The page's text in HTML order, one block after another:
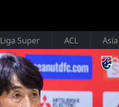
Liga Super ACL